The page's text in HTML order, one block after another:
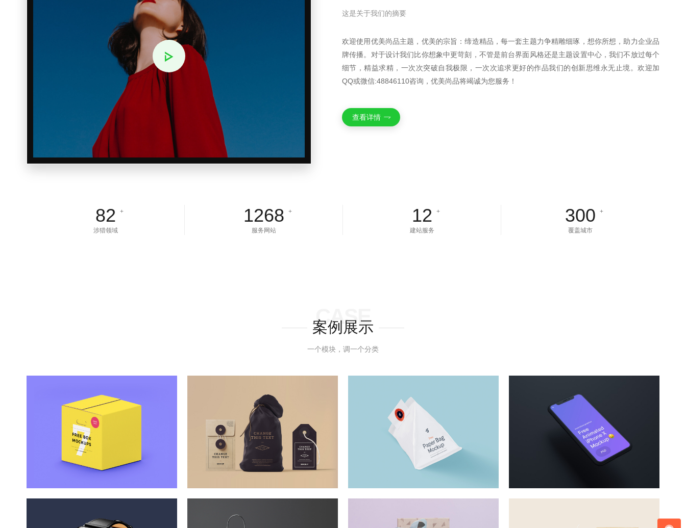
这是关于我们的摘要
欢迎使用优美尚品主题，优美的宗旨：缔造精品，每一套主题力争精雕细琢，想你所想，助力企业品
牌传播。对于设计我们比你想象中更苛刻，不管是前台界面风格还是主题设置中心，我们不放过每个
细节，精益求精，一次次突破自我极限，一次次追求更好的作品我们的创新思维永无止境。欢迎加
QQ或微信:48846110咨询，优美尚品将竭诚为您服务！
查看详情
82 +
涉猎领域
1268 +
服务网站
12 +
建站服务
300 +
覆盖城市
案例展示
CASE
一个模块，调一个分类